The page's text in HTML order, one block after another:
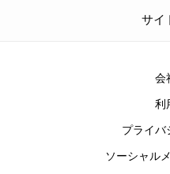
サイ
会
利
プライバ
ソーシャル